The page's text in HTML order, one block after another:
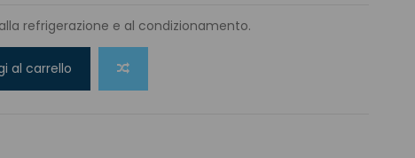
refrigerazione e al condizionamento.
al carrello